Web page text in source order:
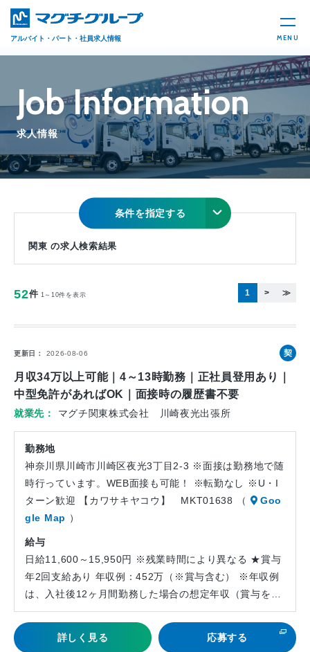
アルバイト・パート・社員求人情報 MENU
Job Information
求人情報
条件を指定する
関東 の求人検索結果
52件 1～10件を表示 1 > ≫
更新日 2026-08-06
契
約
社
月収34万以上可能｜4～13時勤務｜正社員登用あり｜
中型免許があればOK｜面接時の履歴書不要
就業先 マグチ関東株式会社 川崎夜光出張所
勤務地
神奈川県川崎市川崎区夜光3丁目2-3 ※面接は勤務地で随
時行っています。WEB面接も可能！ ※転勤なし ※U・I
ターン歓迎 【カワサキヤコウ】 MKT01638 （
Goo
gle Map ）
給与
日給11,600～15,950円 ※残業時間により異なる ★賞与
年2回支給あり 年収例：452万（※賞与含む） ※年収例
は、入社後12ヶ月間勤務した場合の想定年収（賞与を…
詳しく見る 応募する